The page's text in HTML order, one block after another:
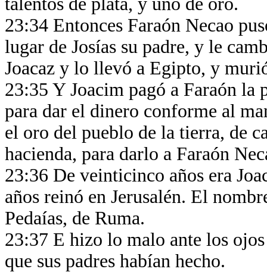
23:34 Entonces Faraón Necao
lugar de Josías su padre, y le
Joacaz y lo llevó a Egipto, y
23:35 Y Joacim pagó a Faraón
para dar el dinero conforme al
el oro del pueblo de la tierra, de
hacienda, para darlo a Faraón
23:36 De veinticinco años era
años reinó en Jerusalén. El
Pedaías, de Ruma.
23:37 E hizo lo malo ante los
que sus padres habían hecho.